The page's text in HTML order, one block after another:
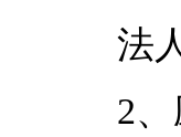
法
2